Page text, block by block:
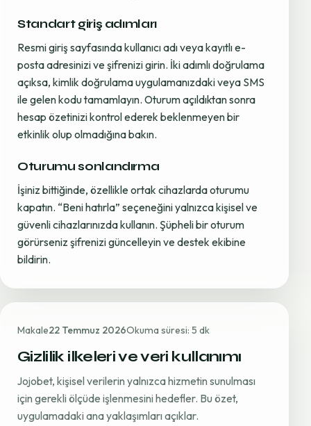
Standart giriş adımları
Resmi giriş sayfasında kullanıcı adı veya kayıtlı e-
posta adresinizi ve şifrenizi girin. İki adımlı doğrulama
açıksa, kimlik doğrulama uygulamanızdaki veya SMS
ile gelen kodu tamamlayın. Oturum açıldıktan sonra
hesap özetinizi kontrol ederek beklenmeyen bir
etkinlik olup olmadığına bakın.
Oturumu sonlandırma
İşiniz bittiğinde, özellikle ortak cihazlarda oturumu
kapatın. “Beni hatırla” seçeneğini yalnızca kişisel ve
güvenli cihazlarınızda kullanın. Şüpheli bir oturum
görürseniz şifrenizi güncelleyin ve destek ekibine
bildirin.
Makale22 Temmuz 2026Okuma süresi: 5 dk
Gizlilik ilkeleri ve veri kullanımı
Jojobet, kişisel verilerin yalnızca hizmetin sunulması
için gerekli ölçüde işlenmesini hedefler. Bu özet,
uygulamadaki ana yaklaşımları açıklar.